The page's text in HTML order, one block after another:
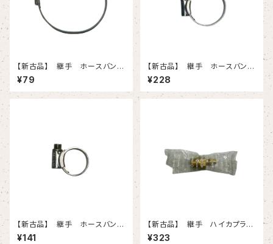
【新古品】 継手 ホースバン
ド 7（135-165）
¥79
【新古品】 継手 ホースバン
ド 1X 5個入りセット
¥228
【新古品】 継手 ホースバン
ド 0 15個入りセット
¥141
【新古品】 継手 ハイカプラ
40PM-BSBM（日東工器）
¥323